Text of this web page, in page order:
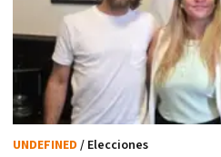
UNDEFINED / Elecciones